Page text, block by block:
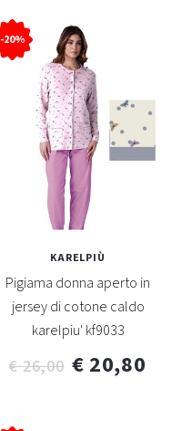
-20%
KARELPIÙ
Pigiama donna aperto in
jersey di cotone caldo
karelpiu' kf9033
€ 26,00 € 20,80